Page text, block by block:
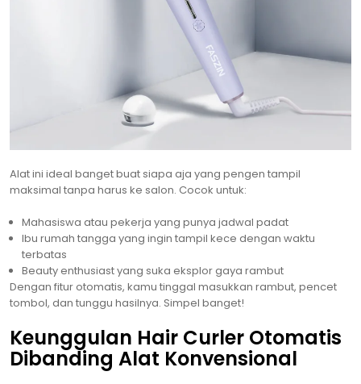
Alat ini ideal banget buat siapa aja yang pengen tampil
maksimal tanpa harus ke salon. Cocok untuk:
Mahasiswa atau pekerja yang punya jadwal padat
Ibu rumah tangga yang ingin tampil kece dengan waktu
terbatas
Beauty enthusiast yang suka eksplor gaya rambut
Dengan fitur otomatis, kamu tinggal masukkan rambut, pencet
tombol, dan tunggu hasilnya. Simpel banget!
Keunggulan Hair Curler Otomatis
Dibanding Alat Konvensional